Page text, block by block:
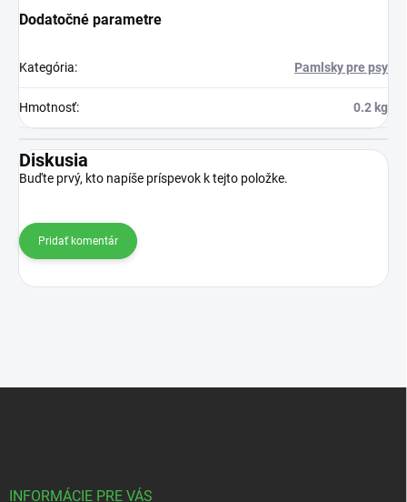
Dodatočné parametre
Kategória: Pamlsky pre psy
Hmotnosť: 0.2 kg
Diskusia
Buďte prvý, kto napíše príspevok k tejto položke.
Pridať komentár
INFORMÁCIE PRE VÁS